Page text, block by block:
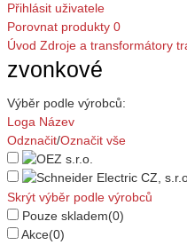
Přihlásit uživatele
Porovnat produkty 0
Úvod Zdroje a transformátory
zvonkové
Výběr podle výrobců:
Loga Název
Odznačit/Označit vše
Skrýt výběr podle výrobců
Pouze skladem(0)
Akce(0)